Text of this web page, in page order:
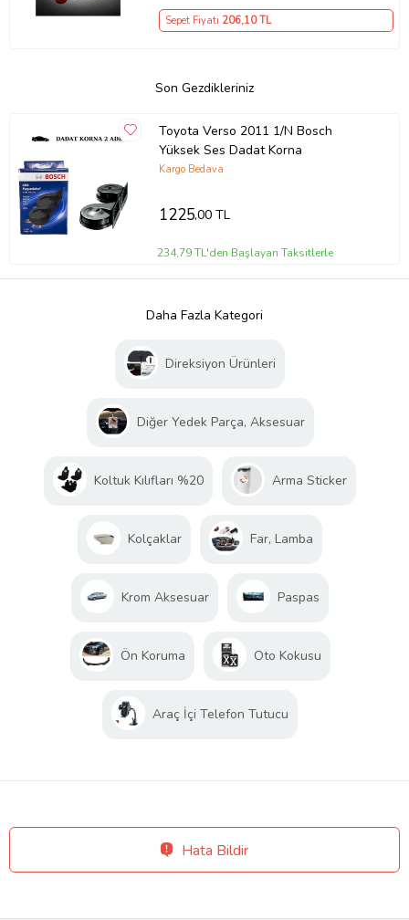
Sepet Fiyatı 206,10 TL
Son Gezdikleriniz
Toyota Verso 2011 1/N Bosch
Yüksek Ses Dadat Korna
Kargo Bedava
1225,00 TL
234,79 TL'den Başlayan Taksitlerle
Daha Fazla Kategori
Direksiyon Ürünleri
Diğer Yedek Parça, Aksesuar
Koltuk Kılıfları %20 Arma Sticker
Kolçaklar Far, Lamba
Krom Aksesuar Paspas
Ön Koruma Oto Kokusu
Araç İçi Telefon Tutucu
Hata Bildir